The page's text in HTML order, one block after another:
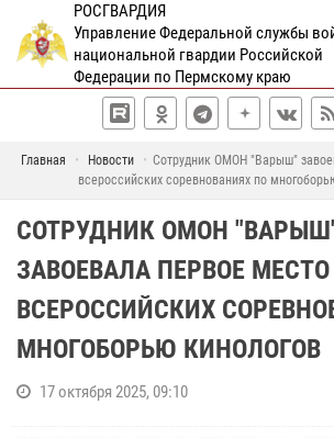
РОСГВАРДИЯ
Управление Федеральной службы
национальной гвардии Российской
Федерации по Пермскому краю
Главная Новости
Сотрудник ОМОН "Варыш"
всероссийских соревнованиях по
СОТРУДНИК ОМОН
ЗАВОЕВАЛА ПЕРВОЕ
ВСЕРОССИЙСКИХ
МНОГОБОРЬЮ КИНОЛОГОВ
17 октября 2025, 09:10